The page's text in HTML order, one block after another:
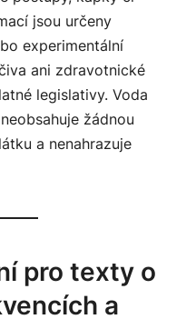
jsou určeny
experimentální
ani zdravotnické
legislativy. Voda
žádnou
a nenahrazuje
pro texty o
a